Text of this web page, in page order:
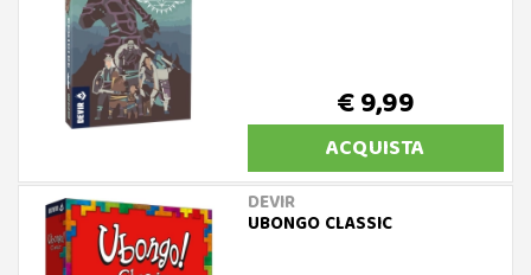
€ 9,99
ACQUISTA
DEVIR
UBONGO CLASSIC